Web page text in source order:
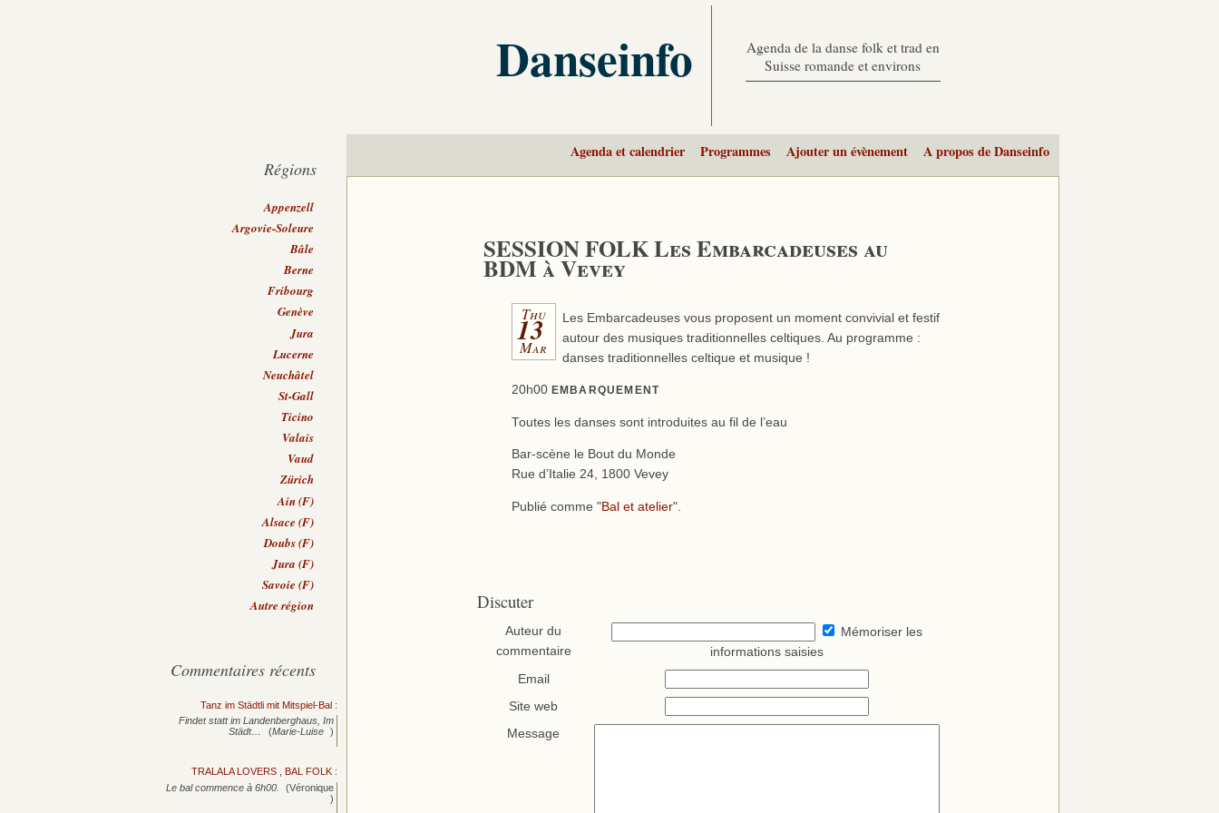
Danseinfo
Agenda de la danse folk et trad en
Suisse romande et environs
Agenda et calendrier Programmes Ajouter un évènement A propos de Danseinfo
SESSION FOLK Les Embarcadeuses au
BDM à Vevey
Thu
13
Mar
Les Embarcadeuses vous proposent un moment convivial et festif
autour des musiques traditionnelles celtiques. Au programme :
danses traditionnelles celtique et musique !
20h00 EMBARQUEMENT
Toutes les danses sont introduites au fil de l’eau
Bar-scène le Bout du Monde
Rue d’Italie 24, 1800 Vevey
Publié comme "Bal et atelier".
Discuter
Auteur du
commentaire
Mémoriser les
informations saisies
Email
Site web
Message
Régions
Appenzell
Argovie-Soleure
Bâle
Berne
Fribourg
Genève
Jura
Lucerne
Neuchâtel
St-Gall
Ticino
Valais
Vaud
Zürich
Ain (F)
Alsace (F)
Doubs (F)
Jura (F)
Savoie (F)
Autre région
Commentaires récents
Tanz im Städtli mit Mitspiel-Bal :
Findet statt im Landenberghaus, Im
Städt…
(Marie-Luise )
TRALALA LOVERS , BAL FOLK :
Le bal commence à 6h00.
(Véronique
)